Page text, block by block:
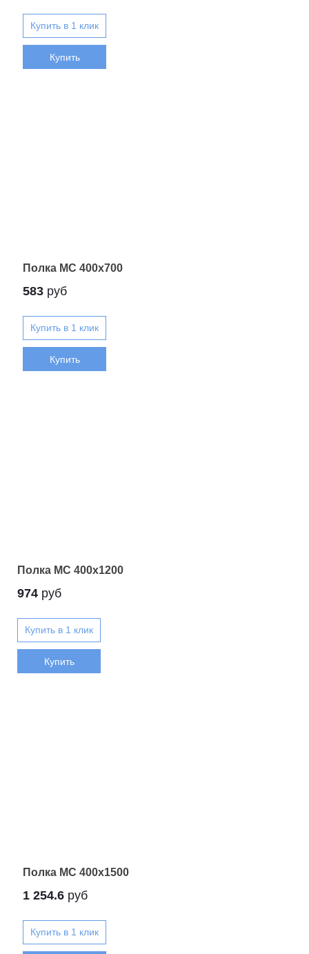
Купить
Полка МС 400x700
583 руб
Купить
Полка МС 400х1200
974 руб
Купить
Полка МС 400х1500
1 254.6 руб